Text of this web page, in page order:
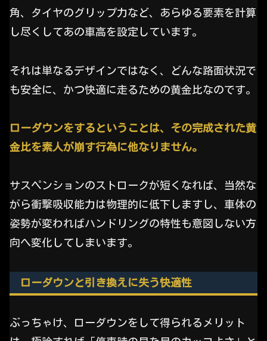
角、タイヤのグリップ力など、あらゆる要素を計算
し尽くしてあの車高を設定しています。
それは単なるデザインではなく、どんな路面状況で
も安全に、かつ快適に走るための黄金比なのです。
ローダウンをするということは、その完成された黄
金比を素人が崩す行為に他なりません。
サスペンションのストロークが短くなれば、当然な
がら衝撃吸収能力は物理的に低下しますし、車体の
姿勢が変わればハンドリングの特性も意図しない方
向へ変化してしまいます。
ローダウンと引き換えに失う快適性
ぶっちゃけ、ローダウンをして得られるメリット